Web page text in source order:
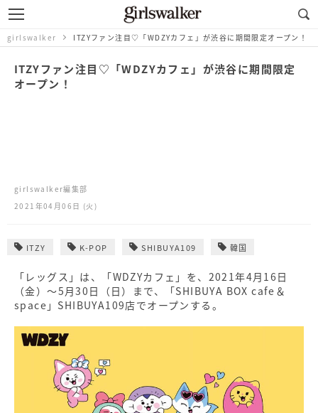
girlswalker ITZYファン注目♡「WDZYカフェ」が渋谷に期間限定オープン！
ITZYファン注目♡「WDZYカフェ」が渋谷に期間限定
オープン！
girlswalker編集部
2021年04月06日 (火)
ITZY K-POP SHIBUYA109 韓国
「レッグス」は、「WDZYカフェ」を、2021年4月16日
（金）～5月30日（日）まで、「SHIBUYA BOX cafe＆
space」SHIBUYA109店でオープンする。